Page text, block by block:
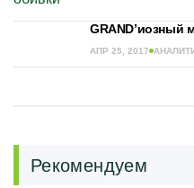
GRAND’иозный
АПР 25, 2017
Рекомендуем